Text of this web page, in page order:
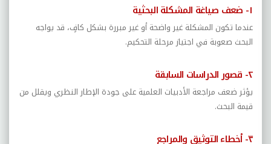
١- ضعف صياغة المشكلة البحثية
عندما تكون المشكلة غير واضحة أو غير مبررة بشكل كافٍ، قد يواجه
البحث صعوبة في اجتياز مرحلة التحكيم.
٢- قصور الدراسات السابقة
يؤثر ضعف مراجعة الأدبيات العلمية على جودة الإطار النظري ويقلل من
قيمة البحث.
٣- أخطاء التوثيق والمراجع